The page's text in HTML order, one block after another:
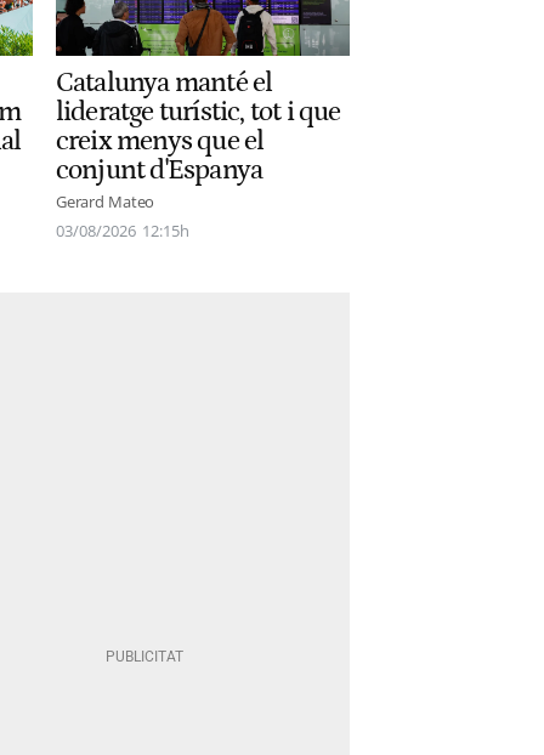
Catalunya manté el
lideratge turístic, tot i que
creix menys que el
conjunt d'Espanya
Gerard Mateo
03/08/2026 12:15h